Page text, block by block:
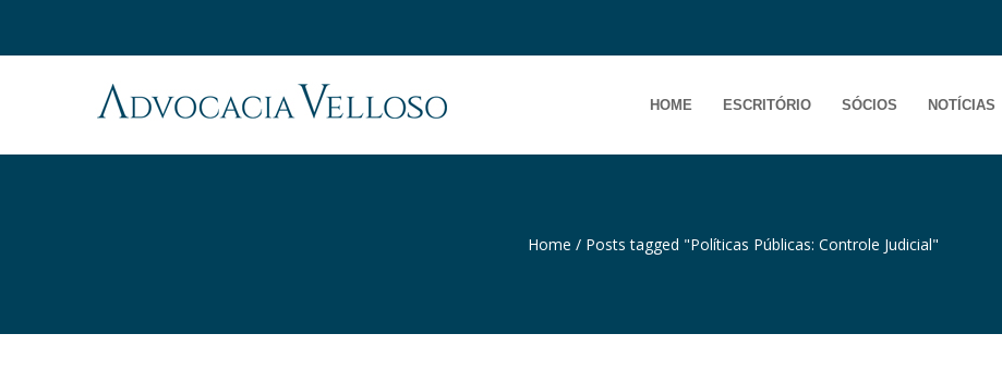
HOME ESCRITÓRIO SÓCIOS NOTÍCIAS
Home / Posts tagged "Políticas Públicas: Controle Judicial"